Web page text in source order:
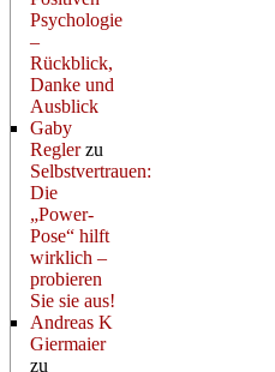
Psychologie
–
Rückblick,
Danke und
Ausblick
Gaby
Reglerzu
Selbstvertrauen:
Die
„Power-
Pose“ hilft
wirklich –
probieren
Sie sie aus!
Andreas K
Giermaier
zu